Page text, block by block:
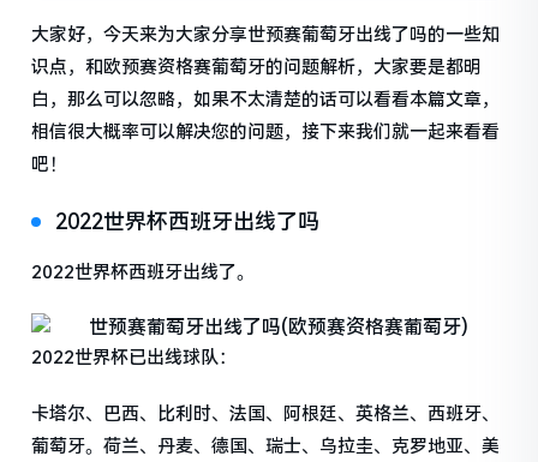
大家好，今天来为大家分享世预赛葡萄牙出线了吗的一些知
识点，和欧预赛资格赛葡萄牙的问题解析，大家要是都明
白，那么可以忽略，如果不太清楚的话可以看看本篇文章，
相信很大概率可以解决您的问题，接下来我们就一起来看看
吧！
2022世界杯西班牙出线了吗
2022世界杯西班牙出线了。
2022世界杯已出线球队：
卡塔尔、巴西、比利时、法国、阿根廷、英格兰、西班牙、
葡萄牙。荷兰、丹麦、德国、瑞士、乌拉圭、克罗地亚、美